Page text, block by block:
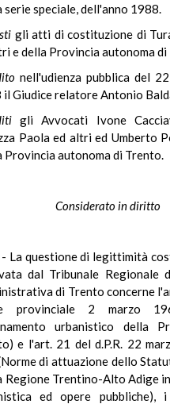
serie speciale, dell'anno 1988.
gli atti di costituzione di
e della Provincia autonoma
nell'udienza pubblica del
il Giudice relatore Antonio
gli Avvocati Ivone
Paola ed altri ed Umberto
Provincia autonoma di Trento.
Considerato in diritto
- La questione di legittimità
dal Tribunale Regionale
di Trento concerne
provinciale 2 marzo
urbanistico della
e l'art. 21 del d.P.R. 22
di attuazione dello
Regione Trentino-Alto Adige
ed opere pubbliche),